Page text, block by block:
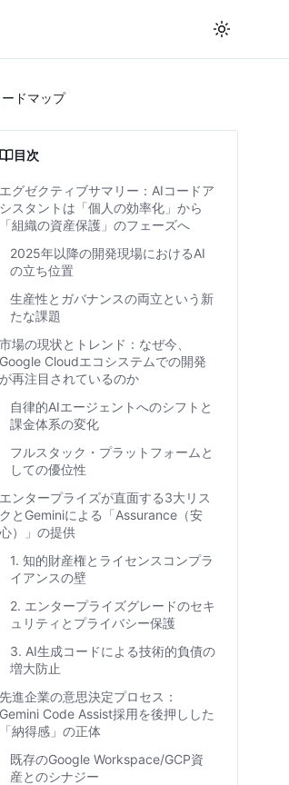
ドマップ
目次
エグゼクティブサマリー：AIコードア
シスタントは「個人の効率化」から
「組織の資産保護」のフェーズへ
2025年以降の開発現場におけるAI
の立ち位置
生産性とガバナンスの両立という新
たな課題
市場の現状とトレンド：なぜ今、
Google Cloudエコシステムでの開発
が再注目されているのか
自律的AIエージェントへのシフトと
課金体系の変化
フルスタック・プラットフォームと
しての優位性
エンタープライズが直面する3大リス
クとGeminiによる「Assurance（安
心）」の提供
1. 知的財産権とライセンスコンプラ
イアンスの壁
2. エンタープライズグレードのセキ
ュリティとプライバシー保護
3. AI生成コードによる技術的負債の
増大防止
先進企業の意思決定プロセス：
Gemini Code Assist採用を後押しした
「納得感」の正体
既存のGoogle Workspace/GCP資
産とのシナジー